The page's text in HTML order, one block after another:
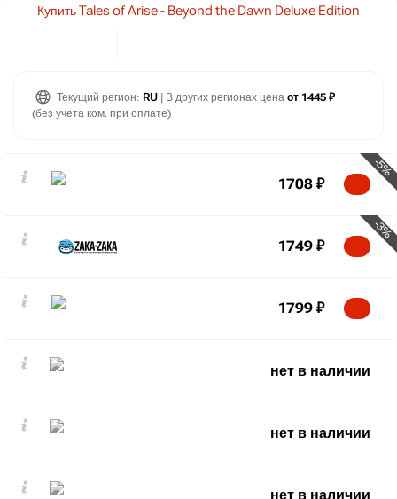
Купить Tales of Arise - Beyond the Dawn Deluxe Edition
Текущий регион: RU | В других регионах цена от 1445 ₽
(без учета ком. при оплате)
-5%
1708 ₽
-3%
1749 ₽
1799 ₽
нет в наличии
нет в наличии
нет в наличии